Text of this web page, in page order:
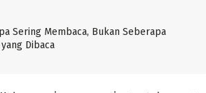
Sering Membaca, Bukan Seberapa
Dibaca